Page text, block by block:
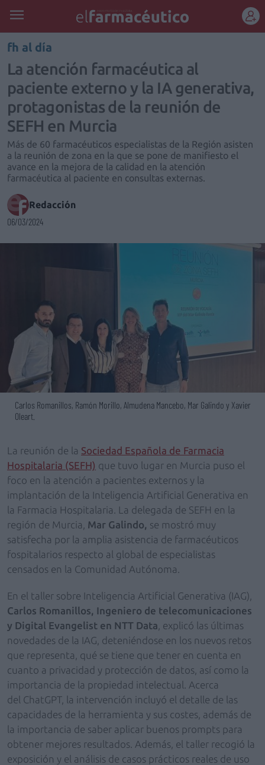
fh al día
La atención farmacéutica al
paciente externo y la IA generativa,
protagonistas de la reunión de
SEFH en Murcia
Más de 60 farmacéuticos especialistas de la Región asisten
a la reunión de zona en la que se pone de manifiesto el
avance en la mejora de la calidad en la atención
farmacéutica al paciente en consultas externas.
Redacción
06/03/2024
Carlos Romanillos, Ramón Morillo, Almudena Mancebo, Mar Galindo y Xavier
Oleart.
La reunión de la Sociedad Española de Farmacia
Hospitalaria (SEFH) que tuvo lugar en Murcia puso el
foco en la atención a pacientes externos y la
implantación de la Inteligencia Artificial Generativa en
la Farmacia Hospitalaria. La delegada de SEFH en la
región de Murcia, Mar Galindo, se mostró muy
satisfecha por la amplia asistencia de farmacéuticos
fospitalarios respecto al global de especialistas
censados en la Comunidad Autónoma.
En el taller sobre Inteligencia Artificial Generativa (IAG),
Carlos Romanillos, Ingeniero de telecomunicaciones
y Digital Evangelist en NTT Data , explicó las últimas
novedades de la IAG, deteniéndose en los nuevos retos
que representa, qué se tiene que tener en cuenta en
cuanto a privacidad y protección de datos, así como la
importancia de la propiedad intelectual. Acerca
del ChatGPT, la intervención incluyó el detalle de las
capacidades de la herramienta y sus costes, además de
la importancia de saber aplicar buenos prompts para
obtener mejores resultados. Además, el taller recogió la
exposición y el análisis de casos prácticos reales de uso